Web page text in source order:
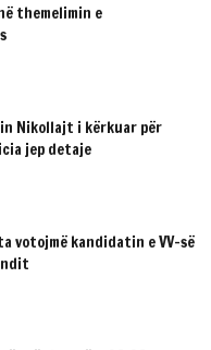
themelimin e
Nikollajt i kërkuar për
jep detaje
votojmë kandidatin e VV-së